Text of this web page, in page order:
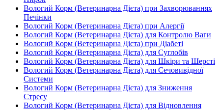
Вологий Корм (Ветеринарна Дієта) при Захворюваннях
Печінки
Вологий Корм (Ветеринарна Дієта) при Алергії
Вологий Корм (Ветеринарна Дієта) для Контролю Ваги
Вологий Корм (Ветеринарна Дієта) при Діабеті
Вологий Корм (Ветеринарна Дієта) для Суглобів
Вологий Корм (Ветеринарна Дієта) для Шкіри та Шерсті
Вологий Корм (Ветеринарна Дієта) для Сечовивідної
Системи
Вологий Корм (Ветеринарна Дієта) для Зниження
Стресу
Вологий Корм (Ветеринарна Дієта) для Відновлення